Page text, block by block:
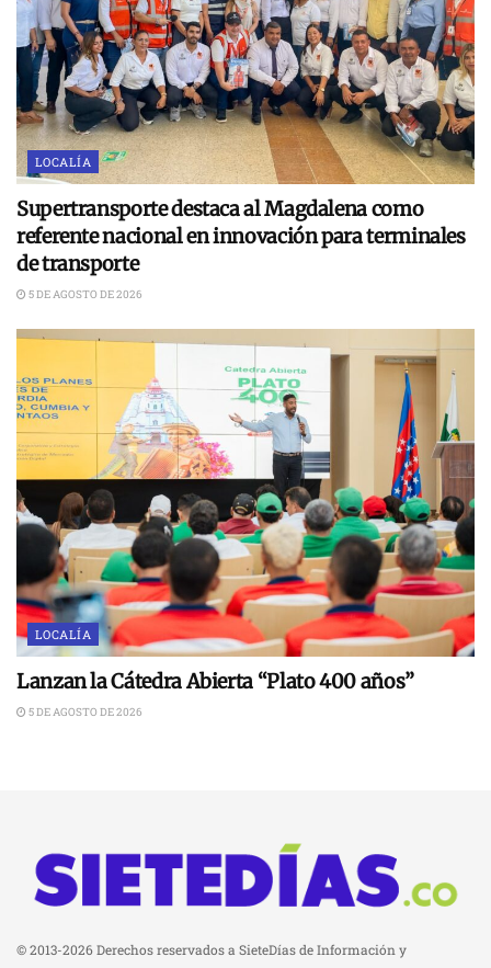
LOCALÍA
Supertransporte destaca al Magdalena como
referente nacional en innovación para terminales
de transporte
5 DE AGOSTO DE 2026
LOCALÍA
Lanzan la Cátedra Abierta “Plato 400 años”
5 DE AGOSTO DE 2026
© 2013-2026 Derechos reservados a SieteDías de Información y